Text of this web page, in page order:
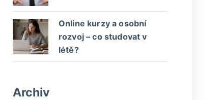
Online kurzy a osobní
rozvoj – co studovat v
létě?
Archiv